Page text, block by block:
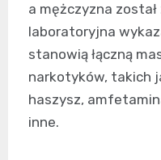
a mężczyzna
laboratoryjna
stanowią łączną
narkotyków, takich
haszysz,
inne.